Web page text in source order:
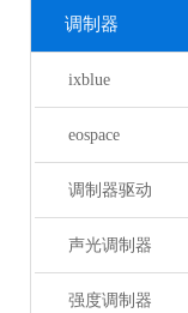
调制器
ixblue
eospace
调制器驱动
声光调制器
强度调制器